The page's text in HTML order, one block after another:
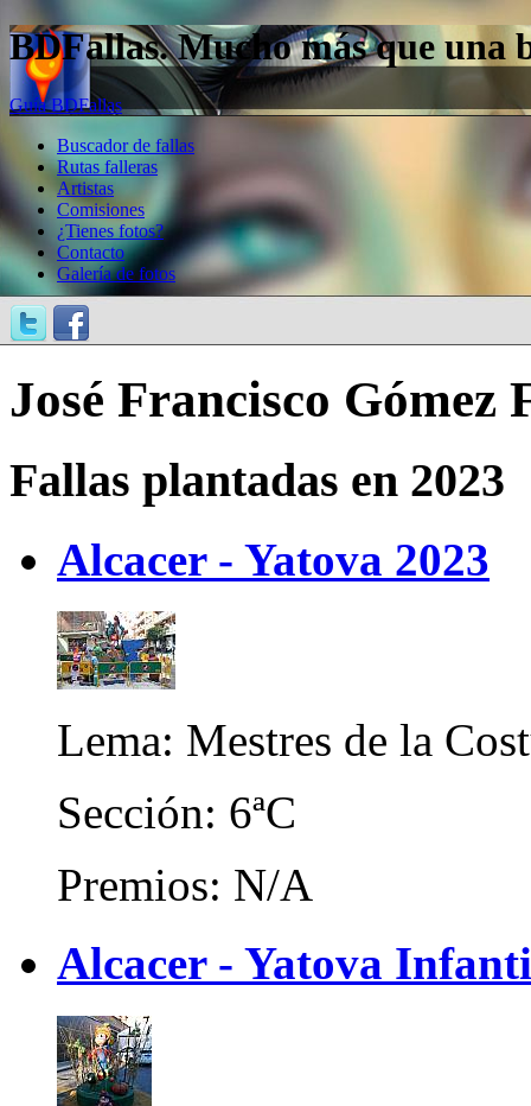
BDFallas. Mucho más que una
Guía BDFallas
Buscador de fallas
Rutas falleras
Artistas
Comisiones
¿Tienes fotos?
Contacto
Galería de fotos
José Francisco Gómez
Fallas plantadas en 2023
Alcacer - Yatova 2023
Lema: Mestres de la
Sección: 6ªC
Premios: N/A
Alcacer - Yatova